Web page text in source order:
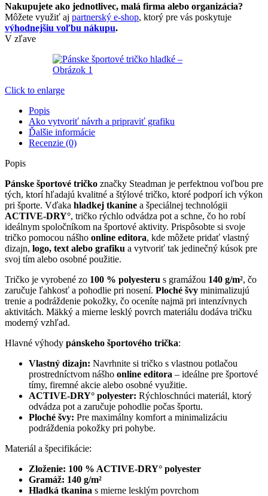
Nakupujete ako jednotlivec, malá firma alebo organizácia?
Môžete využiť aj partnerský e-shop, ktorý pre vás poskytuje
výhodnejšiu voľbu nákupu.
V zľave
Click to enlarge
Popis
Ako vytvoriť návrh a pripraviť grafiku
Ďalšie informácie
Recenzie (0)
Popis
Pánske športové tričko značky Steadman je perfektnou voľbou pre
tých, ktorí hľadajú kvalitné a štýlové tričko, ktoré podporí ich výkon
pri športe. Vďaka hladkej tkanine a špeciálnej technológii
ACTIVE-DRY°, tričko rýchlo odvádza pot a schne, čo ho robí
ideálnym spoločníkom na športové aktivity. Prispôsobte si svoje
tričko pomocou nášho online editora, kde môžete pridať vlastný
dizajn, logo, text alebo grafiku a vytvoriť tak jedinečný kúsok pre
svoj tím alebo osobné použitie.
Tričko je vyrobené zo 100 % polyesteru s gramážou 140 g/m², čo
zaručuje ľahkosť a pohodlie pri nosení. Ploché švy minimalizujú
trenie a podráždenie pokožky, čo oceníte najmä pri intenzívnych
aktivitách. Mäkký a mierne lesklý povrch materiálu dodáva tričku
moderný vzhľad.
Hlavné výhody pánskeho športového trička:
Vlastný dizajn: Navrhnite si tričko s vlastnou potlačou
prostredníctvom nášho online editora – ideálne pre športové
tímy, firemné akcie alebo osobné využitie.
ACTIVE-DRY° polyester: Rýchloschnúci materiál, ktorý
odvádza pot a zaručuje pohodlie počas športu.
Ploché švy: Pre maximálny komfort a minimalizáciu
podráždenia pokožky pri pohybe.
Materiál a špecifikácie:
Zloženie: 100 % ACTIVE-DRY° polyester
Gramáž: 140 g/m²
Hladká tkanina s mierne lesklým povrchom